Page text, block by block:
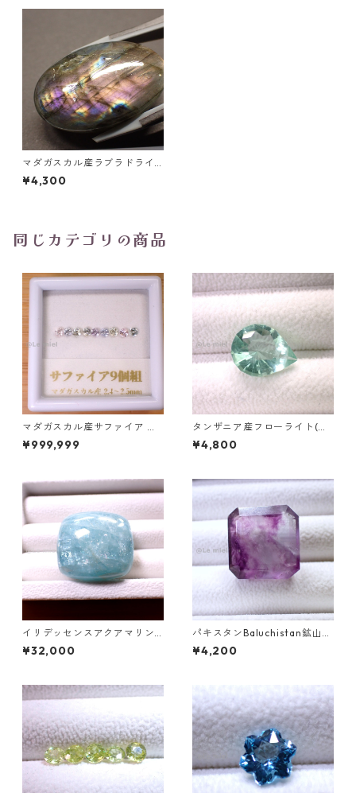
マダガスカル産ラブラドライ
ト 41.6ct 31.3mm*20.6mm*
7.0mm
¥4,300
同じカテゴリの商品
マダガスカル産サファイア ル
ース 9個組 2.4～2.5mm
¥999,999
タンザニア産フローライト(蛍
光) ペアシェイプカットルース
5.46ct 13.8mm*10.8mm*7.0
¥4,800
イリデッセンスアクアマリン 1
27.5ct 32.0mm*29.0mm*15.
7mm
¥32,000
パキスタンBaluchistan鉱山産
フローライト スクエアカット
ルース 34.4ct 20 x 19.6 x 11
¥4,200